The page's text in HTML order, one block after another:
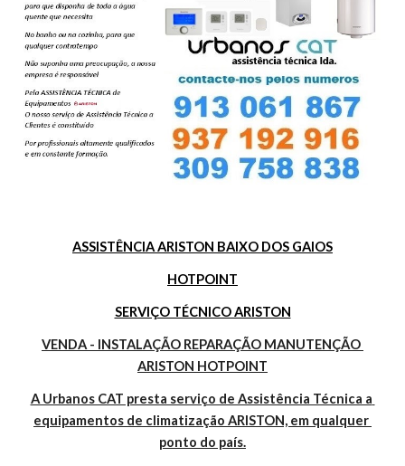
ASSISTÊNCIA ARISTON BAIXO DOS GAIOS
HOTPOINT
SERVIÇO TÉCNICO ARISTON
VENDA - INSTALAÇÃO REPARAÇÃO MANUTENÇÃO
ARISTON HOTPOINT
A Urbanos CAT presta serviço de Assistência Técnica a
equipamentos de climatização ARISTON, em qualquer
ponto do país.